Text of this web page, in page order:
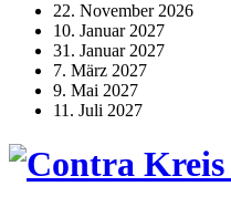
22. November 2026
10. Januar 2027
31. Januar 2027
7. März 2027
9. Mai 2027
11. Juli 2027